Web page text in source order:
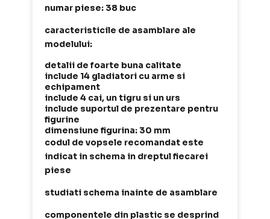
numar piese: 38 buc
caracteristicile de asamblare ale
modelului:
detalii de foarte buna calitate
include 14 gladiatori cu arme si
echipament
include 4 cai, un tigru si un urs
include suportul de prezentare pentru
figurine
dimensiune figurina: 30 mm
codul de vopsele recomandat este
indicat in schema in dreptul fiecarei
piese
studiati schema inainte de asamblare
componentele din plastic se desprind